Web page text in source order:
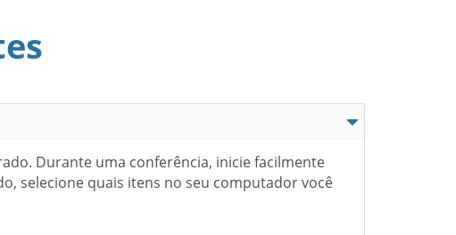
Durante uma conferência, inicie facilmente
selecione quais itens no seu computador você